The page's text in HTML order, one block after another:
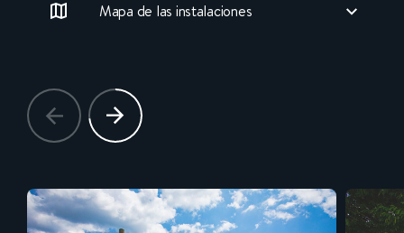
Mapa de las instalaciones